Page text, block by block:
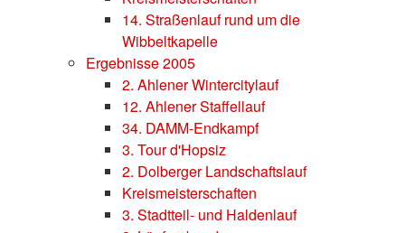
14. Straßenlauf rund um die
Wibbeltkapelle
Ergebnisse 2005
2. Ahlener Wintercitylauf
12. Ahlener Staffellauf
34. DAMM-Endkampf
3. Tour d'Hopsiz
2. Dolberger Landschaftslauf
Kreismeisterschaften
3. Stadtteil- und Haldenlauf